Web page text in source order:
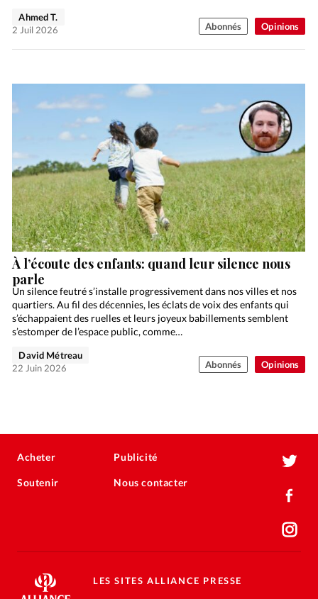
Opinions
Ahmed T.
2 Juil 2026
Abonnés
Opinions
À l’écoute des enfants: quand leur silence nous
parle
Un silence feutré s’installe progressivement dans nos villes et nos
quartiers. Au fil des décennies, les éclats de voix des enfants qui
s’échappaient des ruelles et leurs joyeux babillements semblent
s’estomper de l’espace public, comme…
David Métreau
22 Juin 2026
Abonnés
Acheter
Soutenir
Publicité
Nous contacter
LES SITES ALLIANCE PRESSE